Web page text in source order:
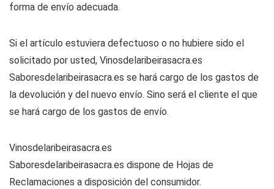
forma de envío adecuada.
Si el artículo estuviera defectuoso o no hubiere sido el
solicitado por usted, Vinosdelaribeirasacra.es
Saboresdelaribeirasacra.es se hará cargo de los gastos de
la devolución y del nuevo envío. Sino será el cliente el que
se hará cargo de los gastos de envío.
Vinosdelaribeirasacra.es
Saboresdelaribeirasacra.es dispone de Hojas de
Reclamaciones a disposición del consumidor.